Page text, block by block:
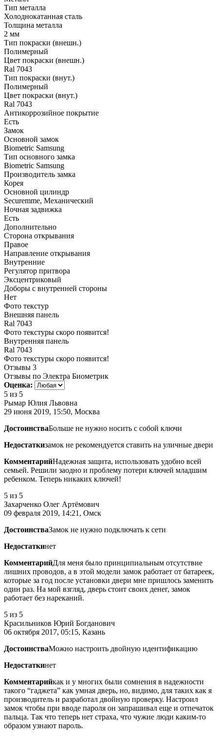
Тип металла
Холоднокатанная сталь
Толщина металла
2 мм
Тип покраски (внешн.)
Полимерный
Цвет покраски (внешн.)
Ral 7043
Тип покраски (внут.)
Полимерный
Цвет покраски (внут.)
Ral 7043
Антикоррозийное покрытие
Есть
Замок
Основной замок
Biometric Samsung
Тип основного замка
Biometric Samsung
Производитель замка
Корея
Основной цилиндр
Securemme, Механический
Ночная задвижка
Есть
Дополнительно
Сторона открывания
Правое
Направление открывания
Внутренние
Регулятор притвора
Эксцентриковый
Доборы с внутренней стороны
Нет
Фото текстур
Внешняя панель
Ral 7043
Фото текстуры скоро появится!
Внутренняя панель
Ral 7043
Фото текстуры скоро появится!
Отзывы 3
Отзывы по Электра Биометрик
Оценка:
5 из 5
Рымар Юлия Львовна
29 июня 2019, 15:50, Москва
ДостоинстваБольше не нужно носить с собой ключи
Недостаткизамок не рекомендуется ставить на уличные двери
КомментарийНадежная защита, использовать удобно всей
семьей. Решили заодно и проблему потери ключей младшим
ребенком. Теперь никаких ключей!
5 из 5
Захарченко Олег Артёмович
09 февраля 2019, 14:21, Омск
ДостоинстваЗамок не нужно подключать к сети
Недостаткинет
КомментарийДля меня было принципиальным отсутствие
лишних проводов, а в этой модели замок работает от батареек,
которые за год после установки двери мне пришлось заменить
один раз. На мой взгляд, дверь стоит своих денег, замок
работает без нареканий.
5 из 5
Красильников Юрий Богданович
06 октября 2017, 05:15, Казань
ДостоинстваМожно настроить двойную идентификацию
Недостаткинет
Комментарийкак и у многих были сомнения в надежности
такого “гаджета” как умная дверь, но, видимо, для таких как я
производитель и разработал двойную проверку. Настроил
замок чтобы при вводе пароля он запрашивал еще и отпечаток
пальца. Так что теперь нет страха, что чужие люди каким-то
образом узнают пароль.